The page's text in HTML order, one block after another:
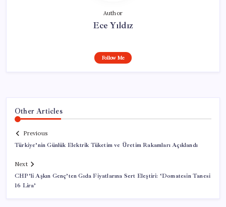
Author
Ece Yıldız
Follow Me
Other Articles
Previous
Türkiye’nin Günlük Elektrik Tüketim ve Üretim Rakamları Açıklandı
Next
CHP’li Aşkın Genç’ten Gıda Fiyatlarına Sert Eleştiri: ‘Domatesin Tanesi
16 Lira’